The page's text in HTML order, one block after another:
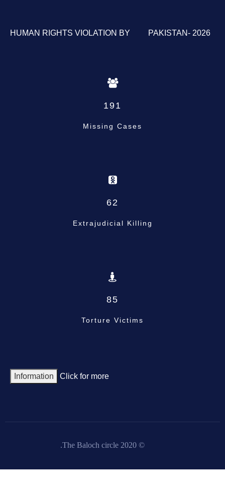
HUMAN RIGHTS VIOLATION BY PAKISTAN- 2026
191
Missing Cases
62
Extrajudicial Killing
85
Torture Victims
Click for more
Information
© 2020 The Baloch circle.